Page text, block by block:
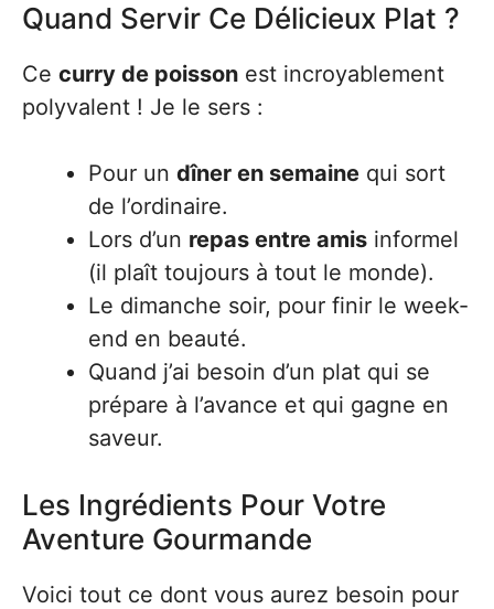
Quand Servir Ce Délicieux Plat ?
Ce curry de poisson est incroyablement
polyvalent ! Je le sers :
Pour un dîner en semaine qui sort
de l’ordinaire.
Lors d’un repas entre amis informel
(il plaît toujours à tout le monde).
Le dimanche soir, pour finir le week-
end en beauté.
Quand j’ai besoin d’un plat qui se
prépare à l’avance et qui gagne en
saveur.
Les Ingrédients Pour Votre
Aventure Gourmande
Voici tout ce dont vous aurez besoin pour